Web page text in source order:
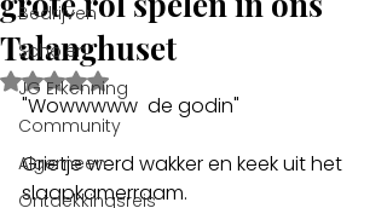
Bedrijven
Scholen
JG Erkenning
Community
Algemeen
Ontdekkingsreis
Talanghuset
Beoordeeld met NaN uit 5 sterren.
"Wowwwww  de godin"
Grietje werd wakker en keek uit het
slaapkamerraam.